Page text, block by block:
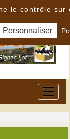
le contrôle sur
Personnaliser